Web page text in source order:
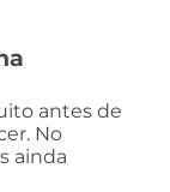
antes de
No
ainda